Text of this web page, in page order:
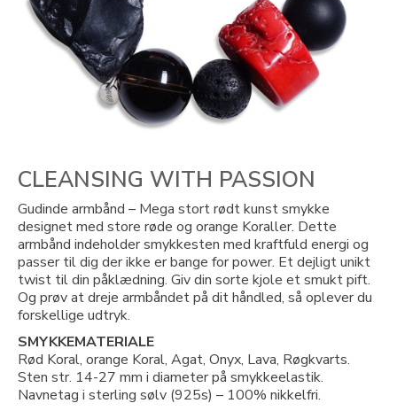
CLEANSING WITH PASSION
Gudinde armbånd – Mega stort rødt kunst smykke
designet med store røde og orange Koraller. Dette
armbånd indeholder smykkesten med kraftfuld energi og
passer til dig der ikke er bange for power. Et dejligt unikt
twist til din påklædning. Giv din sorte kjole et smukt pift.
Og prøv at dreje armbåndet på dit håndled, så oplever du
forskellige udtryk.
SMYKKEMATERIALE
Rød Koral, orange Koral, Agat, Onyx, Lava, Røgkvarts.
Sten str. 14-27 mm i diameter på smykkeelastik.
Navnetag i sterling sølv (925s) – 100% nikkelfri.